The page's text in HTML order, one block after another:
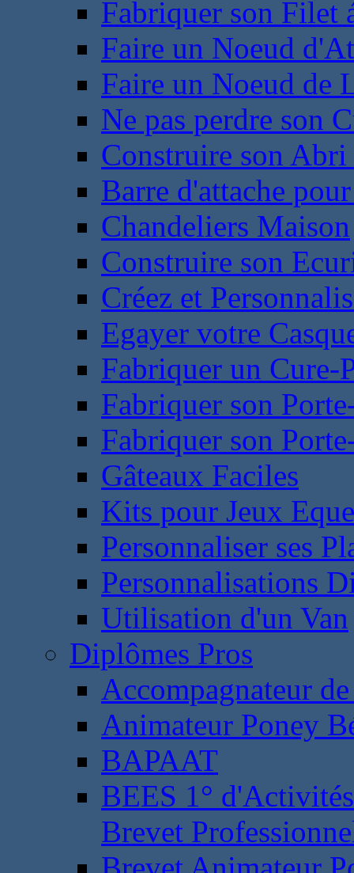
Fabriquer son Filet
Faire un Noeud
Faire un Noeud de
Ne pas perdre son
Construire son
Barre d'attache
Chandeliers Maison
Construire son
Créez et
Egayer votre
Fabriquer un Cure-
Fabriquer son
Fabriquer son
Gâteaux Faciles
Kits pour Jeux
Personnaliser ses
Personnalisations
Utilisation d'un Van
Diplômes Pros
Accompagnateur
Animateur Poney
BAPAAT
BEES 1°
Brevet